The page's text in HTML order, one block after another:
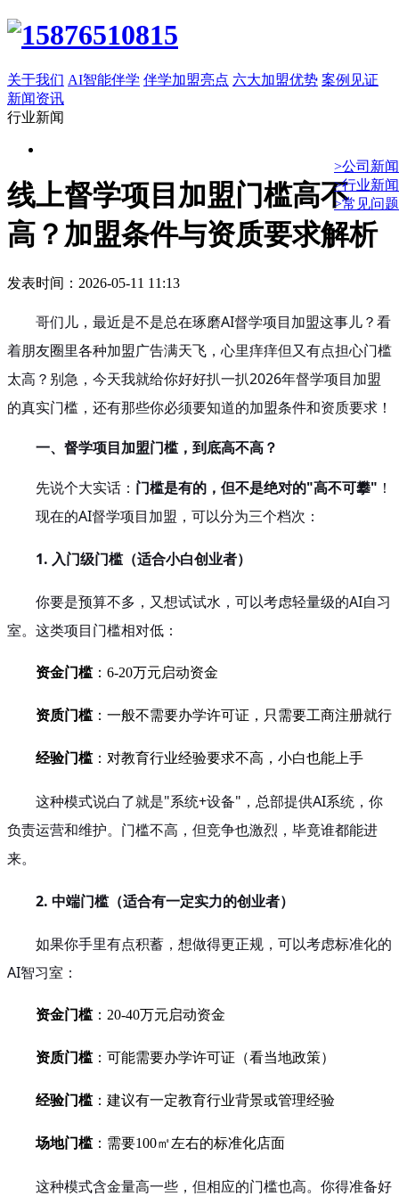
关于我们 AI智能伴学 伴学加盟亮点 六大加盟优势 案例见证
新闻资讯
行业新闻
>公司新闻
>行业新闻
>常见问题
线上督学项目加盟门槛高不
高？加盟条件与资质要求解析
发表时间：2026-05-11 11:13
哥们儿，最近是不是总在琢磨AI督学项目加盟这事儿？看
着朋友圈里各种加盟广告满天飞，心里痒痒但又有点担心门槛
太高？别急，今天我就给你好好扒一扒2026年督学项目加盟
的真实门槛，还有那些你必须要知道的加盟条件和资质要求！
一、督学项目加盟门槛，到底高不高？
先说个大实话： 门槛是有的，但不是绝对的"高不可攀" ！
现在的AI督学项目加盟，可以分为三个档次：
1. 入门级门槛（适合小白创业者）
你要是预算不多，又想试试水，可以考虑轻量级的AI自习
室。这类项目门槛相对低：
资金门槛：6-20万元启动资金
资质门槛：一般不需要办学许可证，只需要工商注册就行
经验门槛：对教育行业经验要求不高，小白也能上手
这种模式说白了就是"系统+设备"，总部提供AI系统，你
负责运营和维护。门槛不高，但竞争也激烈，毕竟谁都能进
来。
2. 中端门槛（适合有一定实力的创业者）
如果你手里有点积蓄，想做得更正规，可以考虑标准化的
AI智习室：
资金门槛：20-40万元启动资金
资质门槛：可能需要办学许可证（看当地政策）
经验门槛：建议有一定教育行业背景或管理经验
场地门槛：需要100㎡左右的标准化店面
这种模式含金量高一些，但相应的门槛也高。你得准备好